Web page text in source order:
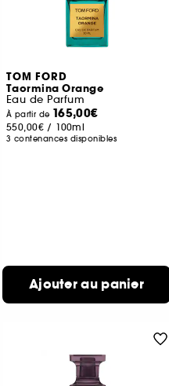
TOM FORD
Taormina Orange
Eau de Parfum
À partir de 165,00€
550,00€ / 100ml
3 contenances disponibles
Ajouter au panier